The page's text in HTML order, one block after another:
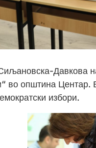
Давкова
во општина Центар.
избори.